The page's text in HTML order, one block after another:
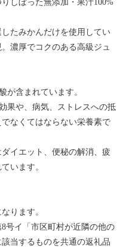
しぼった無添加・果汁100%
たみかんだけを使用してい
濃厚でコクのある高級ジュ
が含まれています。
果や、病気、ストレスへの抵
なくてはならない栄養素で
イエット、便秘の解消、疲
います。
ります。
号イ「市区町村が近隣の他の
当するものを共通の返礼品